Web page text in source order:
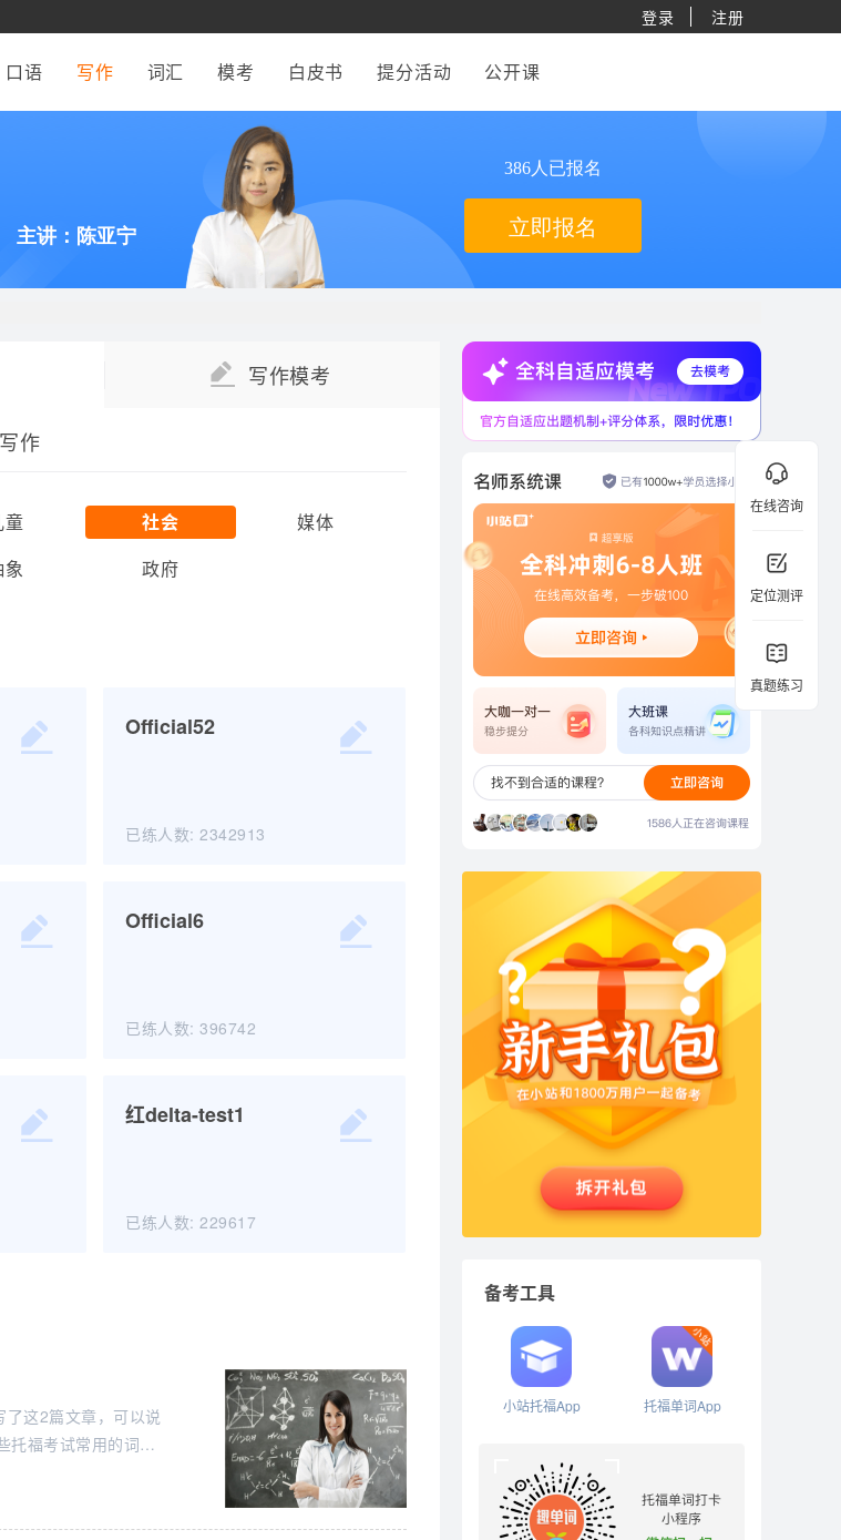
登录 注册
口语 写作 词汇 模考 白皮书 提分活动 公开课
主讲：陈亚宁
386人已报名
立即报名
备考工具
小站托福App 托福单词App
写作模考
作
童 社会
媒体
象 政府
Official52
已练人数: 2342913
Official6
已练人数: 396742
红delta-test1
已练人数: 229617
学习/回顾
这2篇文章，可以说
托福考试常用的词
在线咨询
定位测评
真题练习